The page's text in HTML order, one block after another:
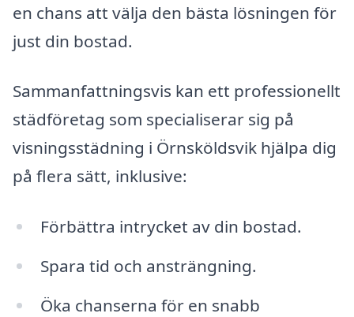
en chans att välja den bästa lösningen för
just din bostad.
Sammanfattningsvis kan ett professionellt
städföretag som specialiserar sig på
visningsstädning i Örnsköldsvik hjälpa dig
på flera sätt, inklusive:
Förbättra intrycket av din bostad.
Spara tid och ansträngning.
Öka chanserna för en snabb